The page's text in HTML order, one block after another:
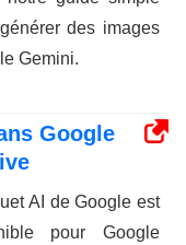
des images
Gemini.
Google
AI de Google est
pour Google